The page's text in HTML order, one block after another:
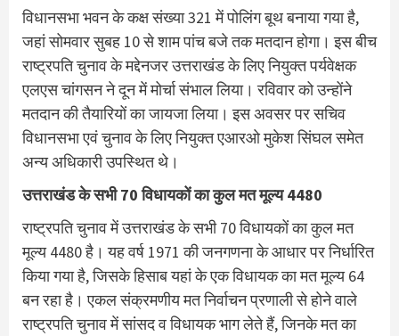
विधानसभा भवन के कक्ष संख्या 321 में पोलिंग बूथ बनाया गया है,
जहां सोमवार सुबह 10 से शाम पांच बजे तक मतदान होगा। इस बीच
राष्ट्रपति चुनाव के मद्देनजर उत्तराखंड के लिए नियुक्त पर्यवेक्षक
एलएस चांगसन ने दून में मोर्चा संभाल लिया। रविवार को उन्होंने
मतदान की तैयारियों का जायजा लिया। इस अवसर पर सचिव
विधानसभा एवं चुनाव के लिए नियुक्त एआरओ मुकेश सिंघल समेत
अन्य अधिकारी उपस्थित थे।
उत्तराखंड के सभी 70 विधायकों का कुल मत मूल्य 4480
राष्ट्रपति चुनाव में उत्तराखंड के सभी 70 विधायकों का कुल मत
मूल्य 4480 है। यह वर्ष 1971 की जनगणना के आधार पर निर्धारित
किया गया है, जिसके हिसाब यहां के एक विधायक का मत मूल्य 64
बन रहा है। एकल संक्रमणीय मत निर्वाचन प्रणाली से होने वाले
राष्ट्रपति चुनाव में सांसद व विधायक भाग लेते हैं, जिनके मत का